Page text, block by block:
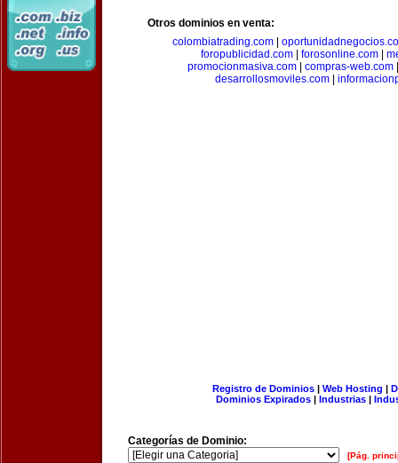
Otros dominios en venta:
colombiatrading.com|
foropublicidad.com
forosonline.com
promocionmasiva.com| compras-web.com
desarrollosmoviles.com|
Registro de Dominios| Web Hosting |
Dominios Expirados | Industrias |
Categorías de Dominio:
[Pág.